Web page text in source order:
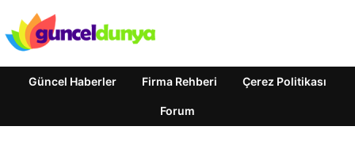
Güncel Haberler Firma Rehberi Çerez Politikası
Forum